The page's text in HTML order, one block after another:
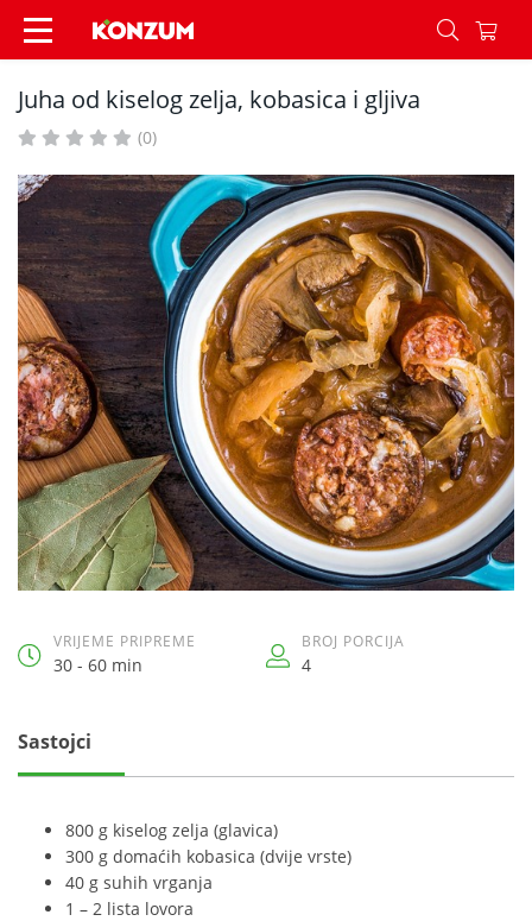
Juha od kiselog zelja, kobasica i gljiva - Recepti -
Juha od kiselog zelja, kobasica i gljiva
(0)
VRIJEME PRIPREME
30 - 60 min
BROJ PORCIJA
4
Sastojci
800 g kiselog zelja (glavica)
300 g domaćih kobasica (dvije vrste)
40 g suhih vrganja
1 – 2 lista lovora